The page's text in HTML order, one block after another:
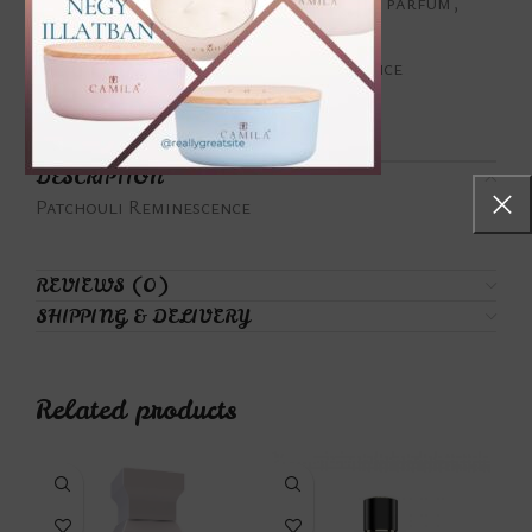
Unisex
Tags: Patchouli
Reminescence
Share:
DESCRIPTION
Patchouli Reminescence
REVIEWS (0)
SHIPPING & DELIVERY
Related products